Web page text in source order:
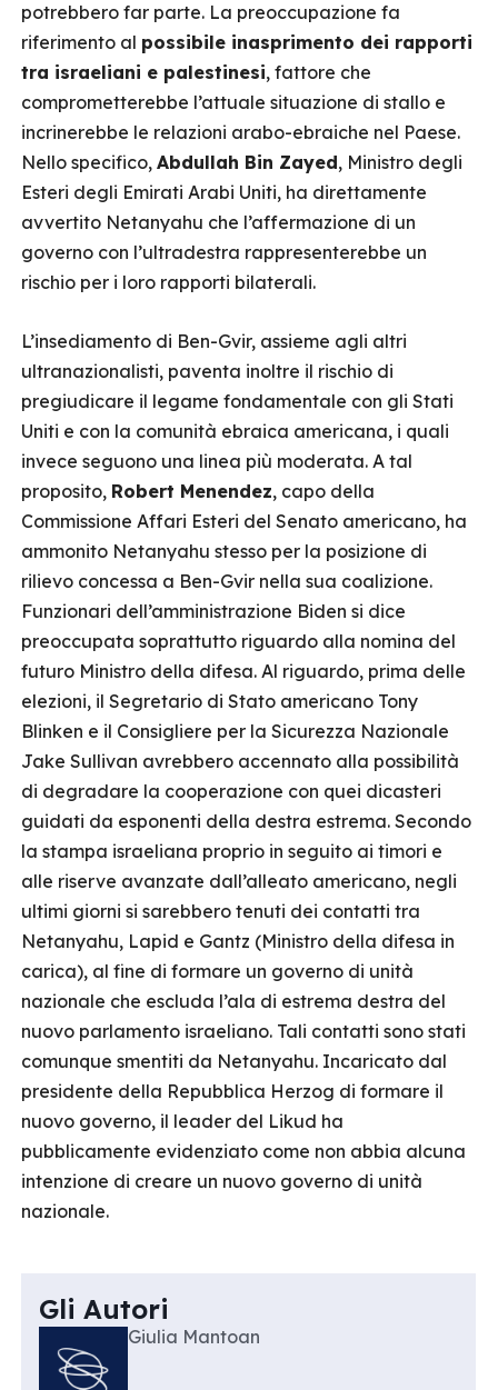
potrebbero far parte. La preoccupazione fa
riferimento al possibile inasprimento dei rapporti
tra israeliani e palestinesi, fattore che
comprometterebbe l’attuale situazione di stallo e
incrinerebbe le relazioni arabo-ebraiche nel Paese.
Nello specifico, Abdullah Bin Zayed, Ministro degli
Esteri degli Emirati Arabi Uniti, ha direttamente
avvertito Netanyahu che l’affermazione di un
governo con l’ultradestra rappresenterebbe un
rischio per i loro rapporti bilaterali.
L’insediamento di Ben-Gvir, assieme agli altri
ultranazionalisti, paventa inoltre il rischio di
pregiudicare il legame fondamentale con gli Stati
Uniti e con la comunità ebraica americana, i quali
invece seguono una linea più moderata. A tal
proposito, Robert Menendez, capo della
Commissione Affari Esteri del Senato americano, ha
ammonito Netanyahu stesso per la posizione di
rilievo concessa a Ben-Gvir nella sua coalizione.
Funzionari dell’amministrazione Biden si dice
preoccupata soprattutto riguardo alla nomina del
futuro Ministro della difesa. Al riguardo, prima delle
elezioni, il Segretario di Stato americano Tony
Blinken e il Consigliere per la Sicurezza Nazionale
Jake Sullivan avrebbero accennato alla possibilità
di degradare la cooperazione con quei dicasteri
guidati da esponenti della destra estrema. Secondo
la stampa israeliana proprio in seguito ai timori e
alle riserve avanzate dall’alleato americano, negli
ultimi giorni si sarebbero tenuti dei contatti tra
Netanyahu, Lapid e Gantz (Ministro della difesa in
carica), al fine di formare un governo di unità
nazionale che escluda l’ala di estrema destra del
nuovo parlamento israeliano. Tali contatti sono stati
comunque smentiti da Netanyahu. Incaricato dal
presidente della Repubblica Herzog di formare il
nuovo governo, il leader del Likud ha
pubblicamente evidenziato come non abbia alcuna
intenzione di creare un nuovo governo di unità
nazionale.
Gli Autori
Giulia Mantoan